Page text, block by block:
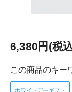
6,380円(税
この商品のキー
ホワイトデーギフト